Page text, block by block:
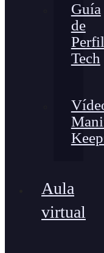
Guía
de
Tech
Aula
virtual